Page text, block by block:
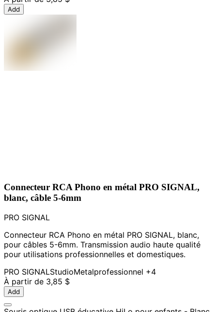
Add
Connecteur RCA Phono en métal PRO SIGNAL,
blanc, câble 5-6mm
PRO SIGNAL
Connecteur RCA Phono en métal PRO SIGNAL, blanc,
pour câbles 5-6mm. Transmission audio haute qualité
pour utilisations professionnelles et domestiques.
PRO SIGNALStudioMetalprofessionnel +4
À partir de 3,85 $
Add